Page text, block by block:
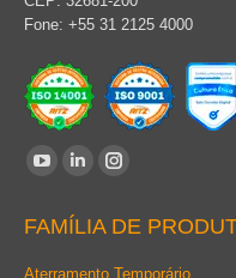
Fone: +55 31 2125 4000
Encontre-nos em:
opens
in
Linkedin
opens
in
Instagram
opens
in
FAMÍLIA DE
Aterramento Temporário